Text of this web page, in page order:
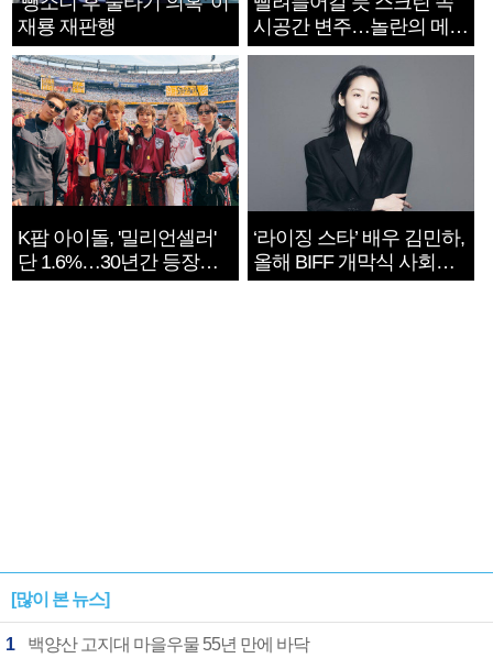
재룡 재판행
시공간 변주…놀란의 메시
지는 ‘전쟁 속죄’
K팝 아이돌, '밀리언셀러'
단 1.6%…30년간 등장
1182개팀 전수조사
‘라이징 스타’ 배우 김민하,
올해 BIFF 개막식 사회자
확정
[많이 본 뉴스]
1 백양산 고지대 마을우물 55년 만에 바닥